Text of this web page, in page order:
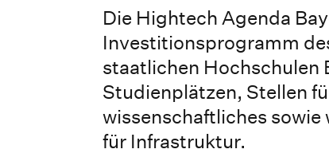
Die Hightech Agenda
Investitionsprogramm
staatlichen Hochschulen
Studienplätzen, Stellen
wissenschaftliches
für Infrastruktur.